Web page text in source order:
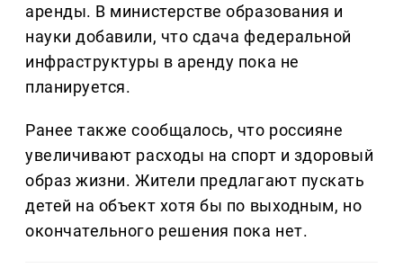
аренды. В министерстве образования и
науки добавили, что сдача федеральной
инфраструктуры в аренду пока не
планируется.
Ранее также сообщалось, что россияне
увеличивают расходы на спорт и здоровый
образ жизни. Жители предлагают пускать
детей на объект хотя бы по выходным, но
окончательного решения пока нет.